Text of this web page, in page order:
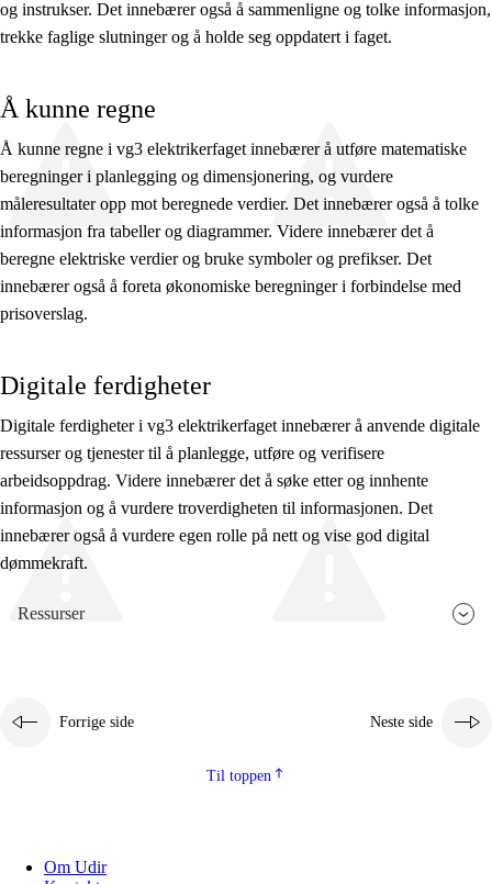
og instrukser. Det innebærer også å sammenligne og tolke informasjon,
trekke faglige slutninger og å holde seg oppdatert i faget.
Å kunne regne
Å kunne regne i vg3 elektrikerfaget innebærer å utføre matematiske
beregninger i planlegging og dimensjonering, og vurdere
måleresultater opp mot beregnede verdier. Det innebærer også å tolke
informasjon fra tabeller og diagrammer. Videre innebærer det å
beregne elektriske verdier og bruke symboler og prefikser. Det
innebærer også å foreta økonomiske beregninger i forbindelse med
prisoverslag.
Digitale ferdigheter
Digitale ferdigheter i vg3 elektrikerfaget innebærer å anvende digitale
ressurser og tjenester til å planlegge, utføre og verifisere
arbeidsoppdrag. Videre innebærer det å søke etter og innhente
informasjon og å vurdere troverdigheten til informasjonen. Det
innebærer også å vurdere egen rolle på nett og vise god digital
dømmekraft.
Ressurser
Forrige side Neste side
Til toppen
Om Udir